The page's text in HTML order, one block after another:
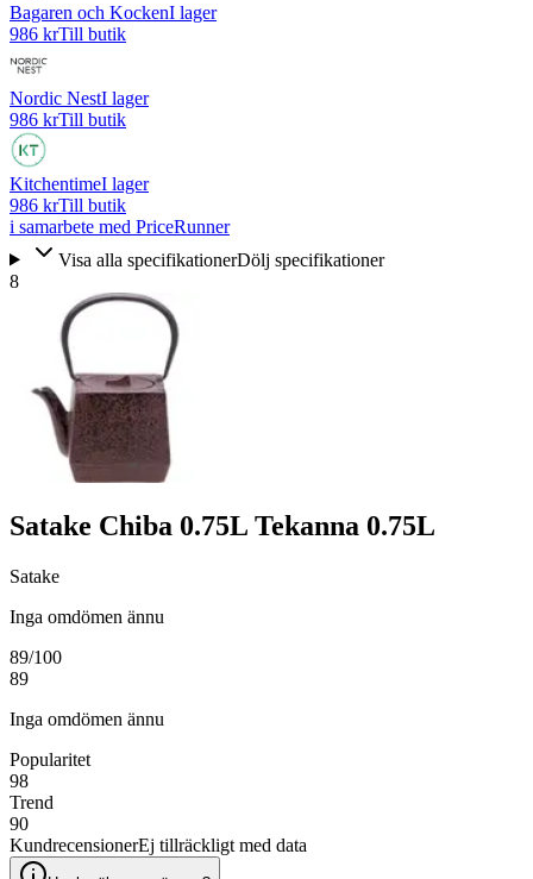
Bagaren och KockenI lager
986 krTill butik
Nordic NestI lager
986 krTill butik
KitchentimeI lager
986 krTill butik
i samarbete med PriceRunner
Visa alla specifikationerDölj specifikationer
8
Satake Chiba 0.75L Tekanna 0.75L
Satake
Inga omdömen ännu
89/100
89
Inga omdömen ännu
Popularitet
98
Trend
90
KundrecensionerEj tillräckligt med data